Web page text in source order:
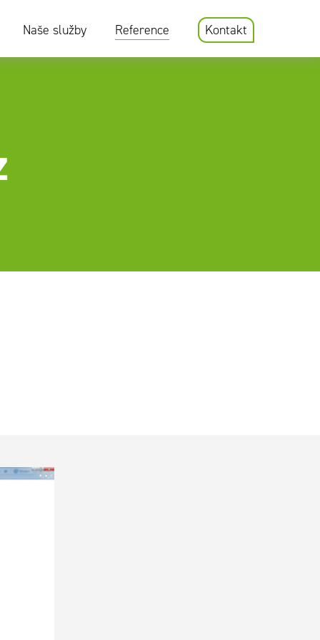
Naše služby Reference Kontakt